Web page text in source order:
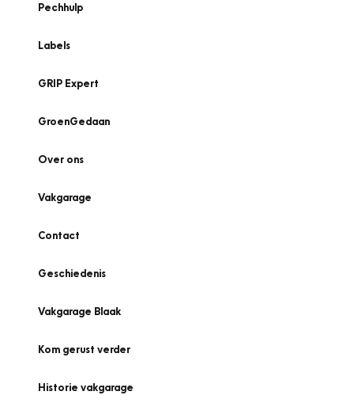
Pechhulp
Labels
GRIP Expert
GroenGedaan
Over ons
Vakgarage
Contact
Geschiedenis
Vakgarage Blaak
Kom gerust verder
Historie vakgarage